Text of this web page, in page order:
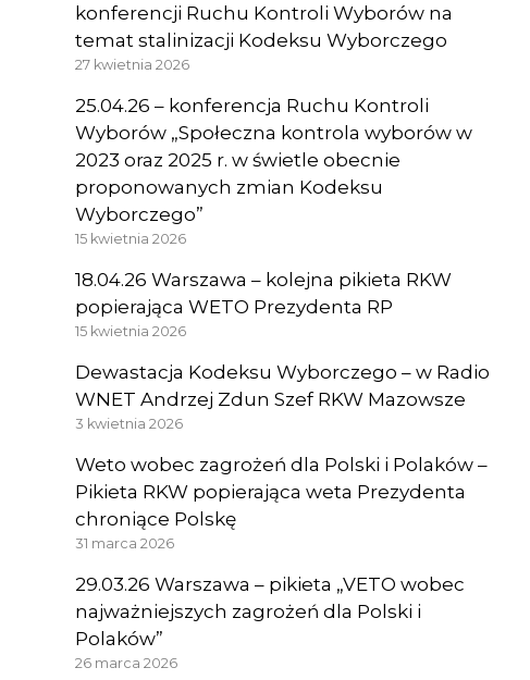
konferencji Ruchu Kontroli Wyborów na
temat stalinizacji Kodeksu Wyborczego
27 kwietnia 2026
25.04.26 – konferencja Ruchu Kontroli
Wyborów „Społeczna kontrola wyborów w
2023 oraz 2025 r. w świetle obecnie
proponowanych zmian Kodeksu
Wyborczego”
15 kwietnia 2026
18.04.26 Warszawa – kolejna pikieta RKW
popierająca WETO Prezydenta RP
15 kwietnia 2026
Dewastacja Kodeksu Wyborczego – w Radio
WNET Andrzej Zdun Szef RKW Mazowsze
3 kwietnia 2026
Weto wobec zagrożeń dla Polski i Polaków –
Pikieta RKW popierająca weta Prezydenta
chroniące Polskę
31 marca 2026
29.03.26 Warszawa – pikieta „VETO wobec
najważniejszych zagrożeń dla Polski i
Polaków”
26 marca 2026